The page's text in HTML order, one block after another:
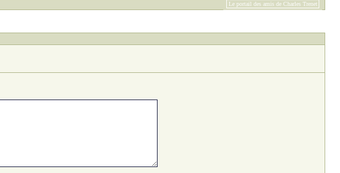
Le portail des amis de Charles Trenet